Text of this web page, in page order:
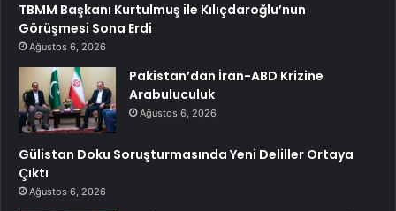
TBMM Başkanı Kurtulmuş ile Kılıçdaroğlu’nun
Görüşmesi Sona Erdi
Ağustos 6, 2026
Pakistan’dan İran-ABD Krizine
Arabuluculuk
Ağustos 6, 2026
Gülistan Doku Soruşturmasında Yeni Deliller Ortaya
Çıktı
Ağustos 6, 2026